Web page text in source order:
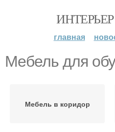
главная
Мебель для
Мебель в коридор